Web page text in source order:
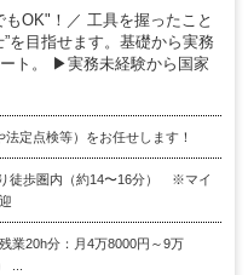
OK"！／ 工具を握ったこと
を目指せます。基礎から実務
ト。 ▶実務未経験から国家
定点検等）をお任せします！
徒歩圏内（約14〜16分） ※マイ
業20h分：月4万8000円～9万
...